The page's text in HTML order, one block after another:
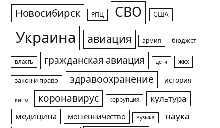
Новосибирск РПЦ СВО США
Украина авиация армия бюджет
власть гражданская авиация дети жкх
закон и право здравоохранение история
кино коронавирус коррупция
культура
медицина
мошенничество музыка
наука